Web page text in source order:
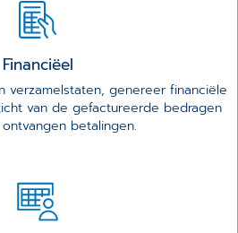
Financiëel
verzamelstaten, genereer financiële
van de gefactureerde bedragen
betalingen.